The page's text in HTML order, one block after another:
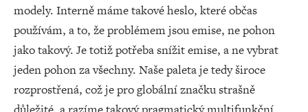
modely. Interně máme takové heslo, které občas
používám, a to, že problémem jsou emise, ne pohon
jako takový. Je totiž potřeba snížit emise, a ne vybrat
jeden pohon za všechny. Naše paleta je tedy široce
rozprostřená, což je pro globální značku strašně